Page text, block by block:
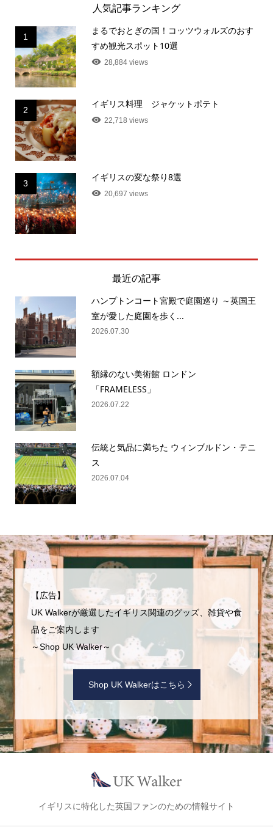
人気記事ランキング
1
まるでおとぎの国！コッツウォルズのおす
すめ観光スポット10選
28,884 views
2
イギリス料理 ジャケットポテト
22,718 views
3
イギリスの変な祭り8選
20,697 views
最近の記事
ハンプトンコート宮殿で庭園巡り ～英国王
室が愛した庭園を歩く...
2026.07.30
額縁のない美術館 ロンドン
「FRAMELESS」
2026.07.22
伝統と気品に満ちた ウィンブルドン・テニ
ス
2026.07.04
【広告】
UK Walkerが厳選したイギリス関連のグッズ、雑貨や食
品をご案内します
～Shop UK Walker～
Shop UK Walkerはこちら
イギリスに特化した英国ファンのための情報サイト